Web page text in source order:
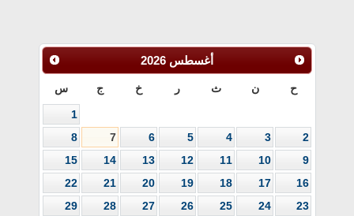
أغسطس 2026
ح ن ث ر خ ج س
1
2
3
4
5
6
7
8
9
10
11
12
13
14
15
16
17
18
19
20
21
22
23
24
25
26
27
28
29